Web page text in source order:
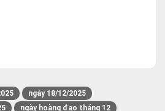
ngày 18/12/2025
ngày hoàng đạo tháng 12